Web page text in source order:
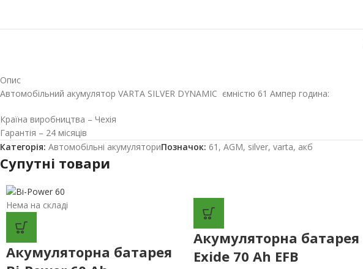
Опис
Автомобільний акумулятор VARTA SILVER DYNAMIC ємністю 61 Ампер година:
Країна виробництва – Чехія
Гарантія – 24 місяців
Категорія: Автомобільні акумуляториПозначок: 61 , AGM, silver, varta, акб
Супутні товари
Нема на складі
Акумуляторна батарея
Акумуляторна батарея
Exide 70 Ah EFB